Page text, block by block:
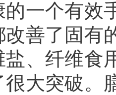
一个有效
善了固有
盐、纤维食
很大突破。